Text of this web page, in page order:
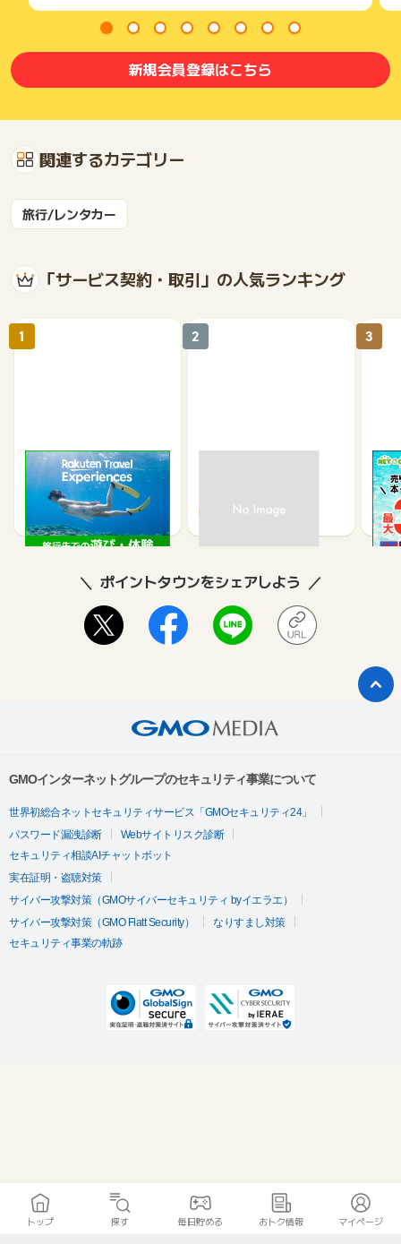
新規会員登録はこちら
関連するカテゴリー
旅行/レンタカー
「サービス契約・取引」の人気ランキング
楽天トラベル観光体験
2.5%
1
1.3%
2
【
買取
3
ポイントタウンをシェアしよう
GMOインターネットグループのセキュリティ事業について
世界初総合ネットセキュリティサービス「GMOセキュリティ24」
パスワード漏洩診断
Webサイトリスク診断
セキュリティ相談AIチャットボット
実在証明・盗聴対策
サイバー攻撃対策（GMOサイバーセキュリティ byイエラエ）
サイバー攻撃対策（GMO Flatt Security）
なりすまし対策
セキュリティ事業の軌跡
トップ 探す 毎日貯める おトク情報 マイページ